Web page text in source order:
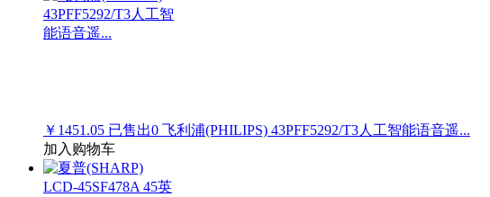
￥1451.05 已售出0 飞利浦(PHILIPS) 43PFF5292/T3人工智能语音遥...
加入购物车